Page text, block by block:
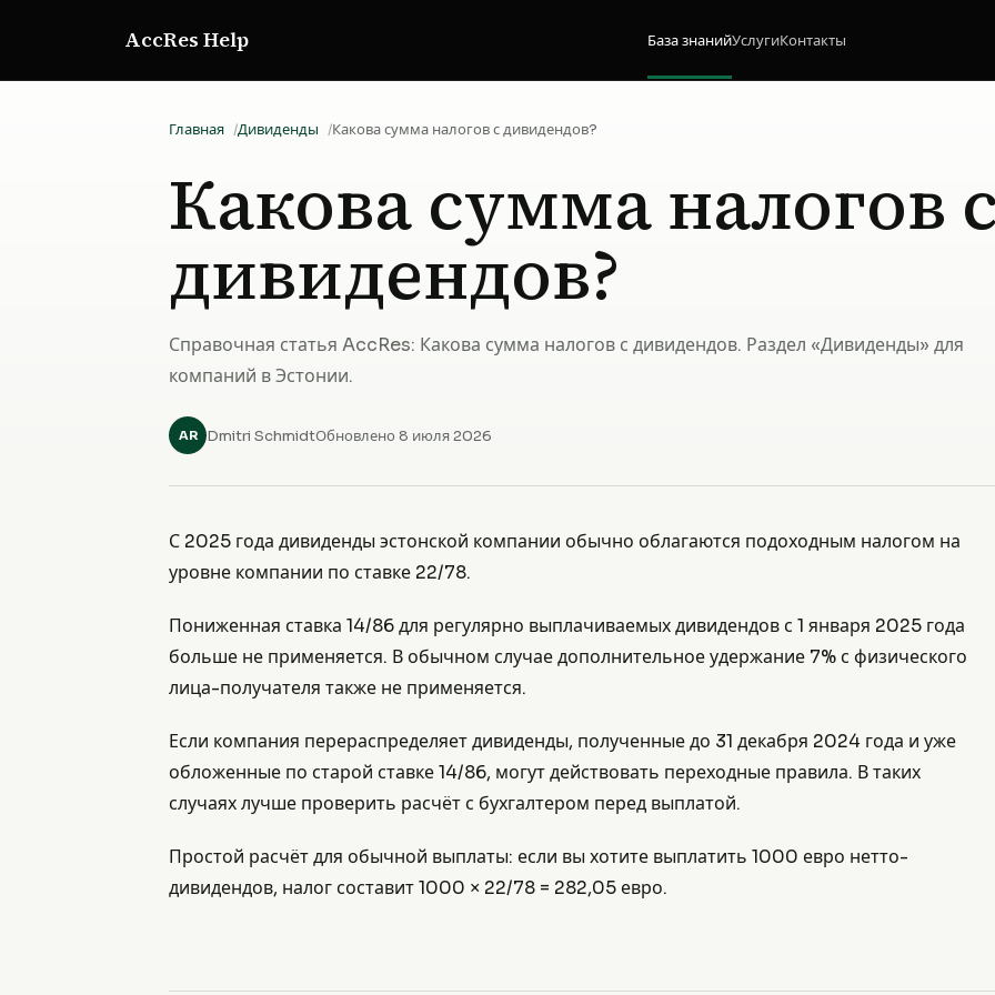
AccRes Help База знанийУслугиКонтакты
Главная Дивиденды Какова сумма налогов с дивидендов?
Какова сумма налогов с
дивидендов?
Справочная статья AccRes: Какова сумма налогов с дивидендов. Раздел «Дивиденды» для
компаний в Эстонии.
AR Dmitri SchmidtОбновлено 8 июля 2026
С 2025 года дивиденды эстонской компании обычно облагаются подоходным налогом на
уровне компании по ставке 22/78.
Пониженная ставка 14/86 для регулярно выплачиваемых дивидендов с 1 января 2025 года
больше не применяется. В обычном случае дополнительное удержание 7% с физического
лица-получателя также не применяется.
Если компания перераспределяет дивиденды, полученные до 31 декабря 2024 года и уже
обложенные по старой ставке 14/86, могут действовать переходные правила. В таких
случаях лучше проверить расчёт с бухгалтером перед выплатой.
Простой расчёт для обычной выплаты: если вы хотите выплатить 1000 евро нетто-
дивидендов, налог составит 1000 × 22/78 = 282,05 евро.